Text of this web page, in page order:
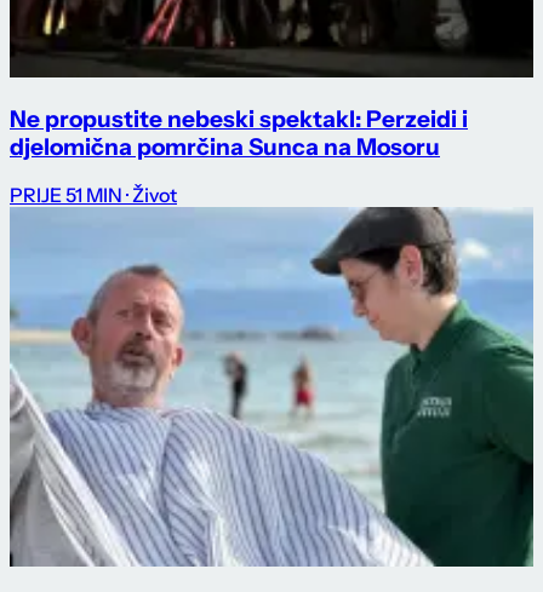
Ne propustite nebeski spektakl: Perzeidi i
djelomična pomrčina Sunca na Mosoru
PRIJE 51 MIN · Život